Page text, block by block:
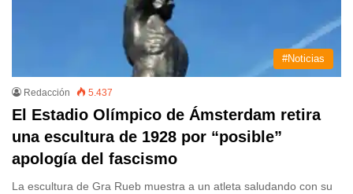
#Noticias
Redacción 5.437
El Estadio Olímpico de Ámsterdam retira
una escultura de 1928 por “posible”
apología del fascismo
La escultura de Gra Rueb muestra a un atleta saludando con su